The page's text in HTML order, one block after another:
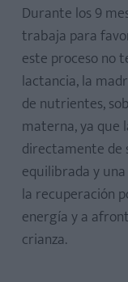
Durante los 9
trabaja para
este proceso no
lactancia, la
de nutrientes,
materna, ya que
directamente de
equilibrada y
la recuperación
energía y a
crianza.